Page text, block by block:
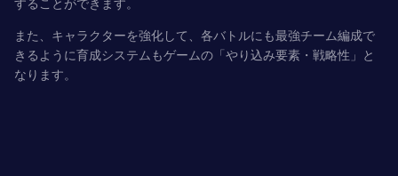
することができます。
また、 キャラクターを強化して、各バトルにも最強チーム編成で
きるように育成システムもゲームの 「やり込み要素・戦略性」と
なります。